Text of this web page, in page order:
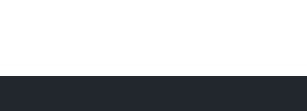
к месту запланированной разгрузки товара и не